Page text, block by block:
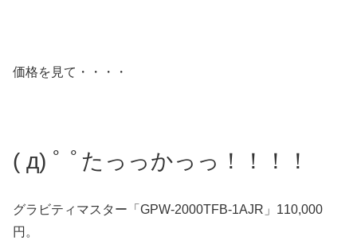
価格を見て・・・・
( д) ﾟ ﾟたっっかっっ！！！！
グラビティマスター「GPW-2000TFB-1AJR」110,000
円。